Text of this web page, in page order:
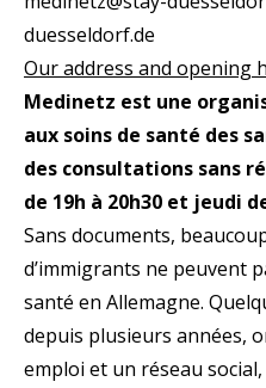
duesseldorf.de
Our address and opening
Medinetz est une
aux soins de santé des
des consultations sans
de 19h à 20h30 et jeudi
Sans documents,
d’immigrants ne peuvent
santé en Allemagne.
depuis plusieurs années,
emploi et un réseau